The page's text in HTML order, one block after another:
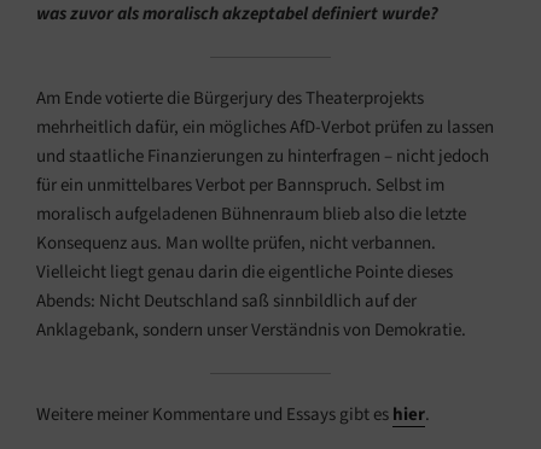
was zuvor als moralisch akzeptabel definiert wurde?
Am Ende votierte die Bürgerjury des Theaterprojekts
mehrheitlich dafür, ein mögliches AfD-Verbot prüfen zu lassen
und staatliche Finanzierungen zu hinterfragen – nicht jedoch
für ein unmittelbares Verbot per Bannspruch. Selbst im
moralisch aufgeladenen Bühnenraum blieb also die letzte
Konsequenz aus. Man wollte prüfen, nicht verbannen.
Vielleicht liegt genau darin die eigentliche Pointe dieses
Abends: Nicht Deutschland saß sinnbildlich auf der
Anklagebank, sondern unser Verständnis von Demokratie.
Weitere meiner Kommentare und Essays gibt eshier.